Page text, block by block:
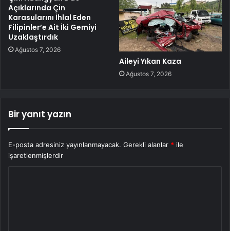
Açıklarında Çin
Karasularını İhlal Eden
Filipinler’e Ait İki Gemiyi
Uzaklaştırdık
Ağustos 7, 2026
Aileyi Yıkan Kaza
Ağustos 7, 2026
Bir yanıt yazın
E-posta adresiniz yayınlanmayacak. Gerekli alanlar * ile
işaretlenmişlerdir